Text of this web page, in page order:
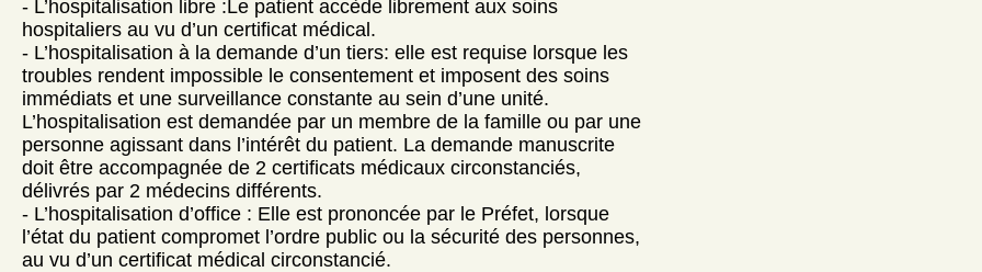
- L’hospitalisation libre :Le patient accède librement aux soins
hospitaliers au vu d’un certificat médical.
- L’hospitalisation à la demande d’un tiers: elle est requise lorsque les
troubles rendent impossible le consentement et imposent des soins
immédiats et une surveillance constante au sein d’une unité.
L’hospitalisation est demandée par un membre de la famille ou par une
personne agissant dans l’intérêt du patient. La demande manuscrite
doit être accompagnée de 2 certificats médicaux circonstanciés,
délivrés par 2 médecins différents.
- L’hospitalisation d’office : Elle est prononcée par le Préfet, lorsque
l’état du patient compromet l’ordre public ou la sécurité des personnes,
au vu d’un certificat médical circonstancié.